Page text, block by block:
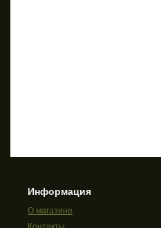
Информация
О магазине